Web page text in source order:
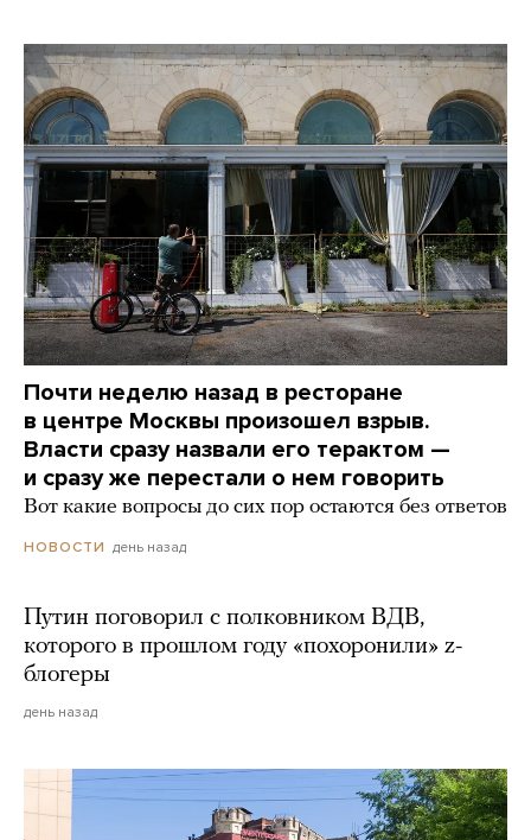
Почти неделю назад в ресторане
в центре Москвы произошел взрыв.
Власти сразу назвали его терактом —
и сразу же перестали о нем говорить
Вот какие вопросы до сих пор остаются без ответов
НОВОСТИ день назад
Путин поговорил с полковником ВДВ,
которого в прошлом году «похоронили» z-
блогеры
день назад